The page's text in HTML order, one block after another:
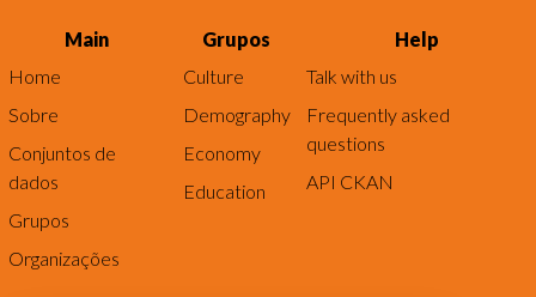
Main
Home
Sobre
Conjuntos de
dados
Grupos
Organizações
Grupos
Culture
Demography
Economy
Education
Help
Talk with us
Frequently asked
questions
API CKAN